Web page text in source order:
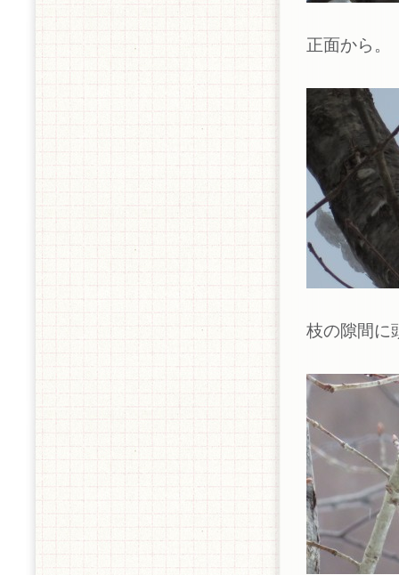
正面から。
枝の隙間に